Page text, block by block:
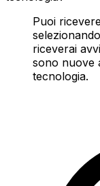
Puoi
riceverai
sono nuove
tecnologia.